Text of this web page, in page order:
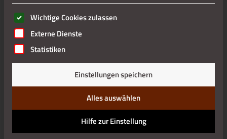
TERMINE:
Beginn: 25.07.2024um 17:00 Uhr
VERANSTALTER:
ANSPRECHPARTNER:
VERANSTALTUNGSORT:
Es folgt eine Liste der Service-Gruppen, für die eine
Wichtige Cookies zulassen
Externe Dienste
Statistiken
Einstellungen speichern
Alles auswählen
Hilfe zur Einstellung